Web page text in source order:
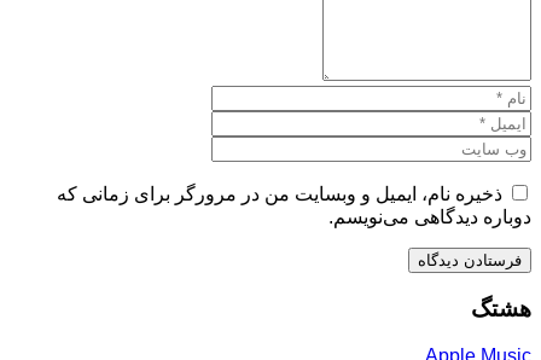
ذخیره نام، ایمیل و وبسایت من در مرورگر برای زمانی که
دوباره دیدگاهی می‌نویسم.
هشتگ
Apple Music